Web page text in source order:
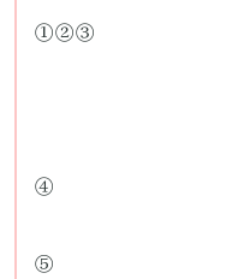
①②③
④
⑤